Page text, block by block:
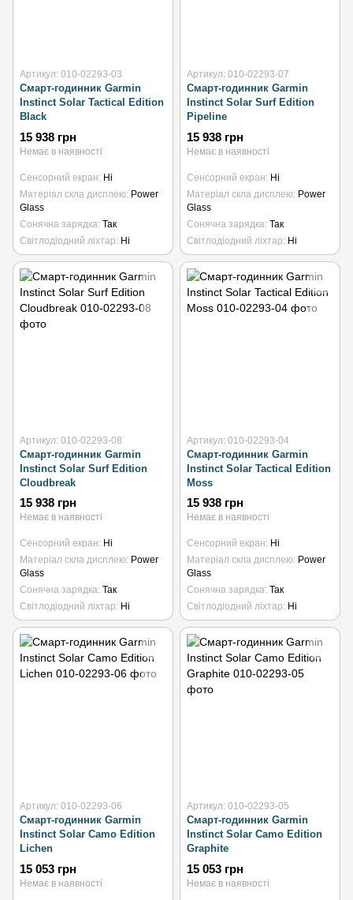
Артикул: 010-02293-03
Смарт-годинник Garmin
Instinct Solar Tactical Edition
Black
15 938 грн
Немає в наявності
Сенсорний екран Ні
Матеріал скла дисплею Power
Glass
Сонячна зарядка Так
Світлодіодний ліхтар Ні
Артикул: 010-02293-07
Смарт-годинник Garmin
Instinct Solar Surf Edition
Pipeline
15 938 грн
Немає в наявності
Сенсорний екран Ні
Матеріал скла дисплею Power
Glass
Сонячна зарядка Так
Світлодіодний ліхтар Ні
Артикул: 010-02293-08
Смарт-годинник Garmin
Instinct Solar Surf Edition
Cloudbreak
15 938 грн
Немає в наявності
Сенсорний екран
Ні
Матеріал скла дисплею Power
Glass
Сонячна зарядка Так
Світлодіодний ліхтар
Ні
Артикул: 010-02293-04
Смарт-годинник Garmin
Instinct Solar Tactical Edition
Moss
15 938 грн
Немає в наявності
Сенсорний екран
Ні
Матеріал скла дисплею Power
Glass
Сонячна зарядка Так
Світлодіодний ліхтар
Ні
Артикул: 010-02293-06
Смарт-годинник Garmin
Instinct Solar Camo Edition
Lichen
15 053 грн
Немає в наявності
Артикул: 010-02293-05
Смарт-годинник Garmin
Instinct Solar Camo Edition
Graphite
15 053 грн
Немає в наявності